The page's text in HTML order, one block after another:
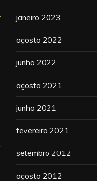
janeiro 2023
agosto 2022
junho 2022
agosto 2021
junho 2021
fevereiro 2021
setembro 2012
agosto 2012